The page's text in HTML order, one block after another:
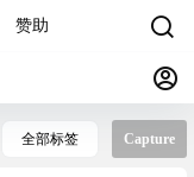
赞助
全部标签 Capture